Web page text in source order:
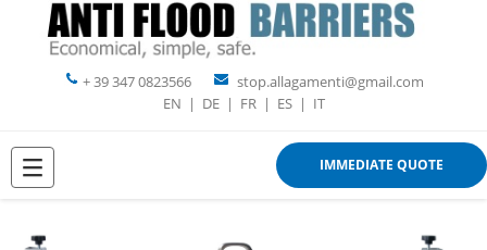
+ 39 347 0823566
stop.allagamenti@gmail.com
EN | DE| FR| ES| IT
IMMEDIATE QUOTE